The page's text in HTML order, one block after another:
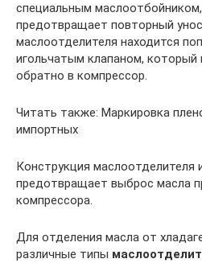
специальным
предотвращает повторный
маслоотделителя находится
игольчатым клапаном,
обратно в компрессор.
Читать также: Маркировка
импортных
Конструкция маслоотделителя
предотвращает выброс масла
компрессора.
Для отделения масла от
различные типы